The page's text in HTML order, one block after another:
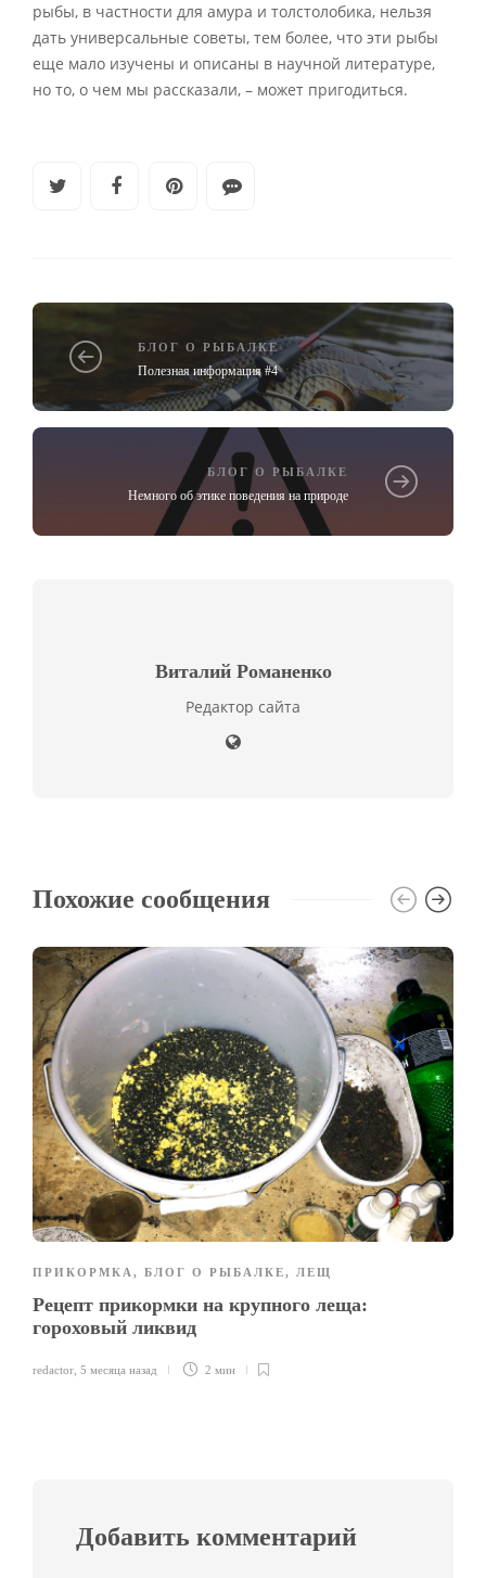
рыбы, в частности для амура и толстолобика, нельзя
дать универсальные советы, тем более, что эти рыбы
еще мало изучены и описаны в научной литературе,
но то, о чем мы рассказали, – может пригодиться.
БЛОГ О РЫБАЛКЕ
Полезная информация #4
БЛОГ О РЫБАЛКЕ
Немного об этике поведения на природе
Виталий Романенко
Редактор сайта
Похожие сообщения
ПРИКОРМКА , БЛОГ О РЫБАЛКЕ, ЛЕЩ
Рецепт прикормки на крупного леща:
гороховый ликвид
redactor 5 месяца назад 2 мин
Добавить комментарий